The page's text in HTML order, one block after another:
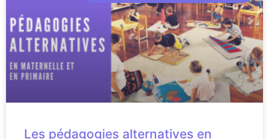
Les pédagogies alternatives en